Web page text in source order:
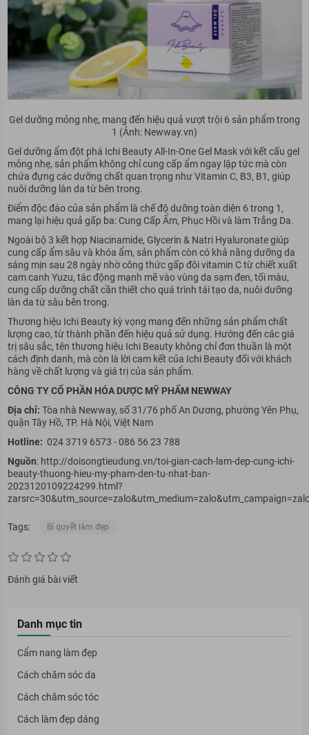
Gel dưỡng mỏng nhẹ, mang đến hiệu quả vượt trội 6 sản phẩm trong
1 (Ảnh: Newway.vn)
Gel dưỡng ẩm đột phá Ichi Beauty All-In-One Gel Mask với kết cấu gel
mỏng nhẹ, sản phẩm không chỉ cung cấp ẩm ngay lập tức mà còn
chứa đựng các dưỡng chất quan trọng như Vitamin C, B3, B1, giúp
nuôi dưỡng làn da từ bên trong.
Điểm độc đáo của sản phẩm là chế độ dưỡng toàn diện 6 trong 1,
mang lại hiệu quả gấp ba: Cung Cấp Ẩm, Phục Hồi và làm Trắng Da.
Ngoài bộ 3 kết hợp Niacinamide, Glycerin & Natri Hyaluronate giúp
cung cấp ẩm sâu và khóa ẩm, sản phẩm còn có khả năng dưỡng da
sáng mịn sau 28 ngày nhờ công thức gấp đôi vitamin C từ chiết xuất
cam canh Yuzu, tác động mạnh mẽ vào vùng da sạm đen, tối màu,
cung cấp dưỡng chất cần thiết cho quá trình tái tạo da, nuôi dưỡng
làn da từ sâu bên trong.
Thương hiệu Ichi Beauty kỳ vọng mang đến những sản phẩm chất
lượng cao, từ thành phần đến hiệu quả sử dụng. Hướng đến các giá
trị sâu sắc, tên thương hiệu Ichi Beauty không chỉ đơn thuần là một
cách định danh, mà còn là lời cam kết của Ichi Beauty đối với khách
hàng về chất lượng và giá trị của sản phẩm.
CÔNG TY CỔ PHẦN HÓA DƯỢC MỸ PHẨM NEWWAY
Địa chỉ: Tòa nhà Newway, số 31/76 phố An Dương, phường Yên Phụ,
quận Tây Hồ, TP. Hà Nội, Việt Nam
Hotline: 024 3719 6573 - 086 56 23 788
Nguồn: http://doisongtieudung.vn/toi-gian-cach-lam-dep-cung-ichi-
beauty-thuong-hieu-my-pham-den-tu-nhat-ban-
2023120109224299.html?
Tags: Bí quyết làm đẹp
Đánh giá bài viết
Danh mục tin
Cẩm nang làm đẹp
Cách chăm sóc da
Cách chăm sóc tóc
Cách làm đẹp dáng